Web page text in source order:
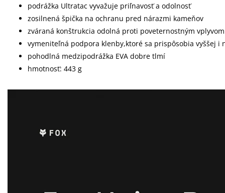
podrážka Ultratac vyvažuje priľnavosť a odolnosť
zosilnená špička na ochranu pred nárazmi kameňov
zváraná konštrukcia odolná proti poveternostným vplyvom
vymeniteľná podpora klenby,ktoré sa prispôsobia vyššej i
pohodlná medzipodrážka EVA dobre tlmí
hmotnosť: 443 g